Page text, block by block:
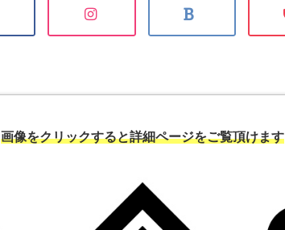
画像をクリックすると詳細ページをご覧頂けます